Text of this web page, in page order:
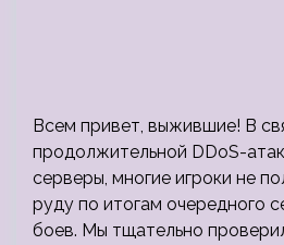
Всем привет, выжившие! В
продолжительной DDoS-
серверы, многие игроки не
руду по итогам очередного
боев. Мы тщательно